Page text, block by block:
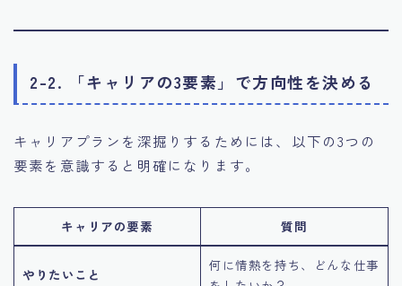
2-2. 「キャリアの3要素」で方向性を決める
キャリアプランを深掘りするためには、以下の3つの
要素を意識すると明確になります。
キャリアの要素 質問
やりたいこと
何に情熱を持ち、どんな仕事